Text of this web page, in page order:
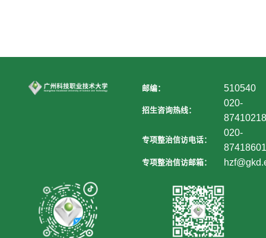
邮编： 510540
招生咨询热线：
020-
87410218
专项整治信访电话：
020-
87418601
专项整治信访邮箱：